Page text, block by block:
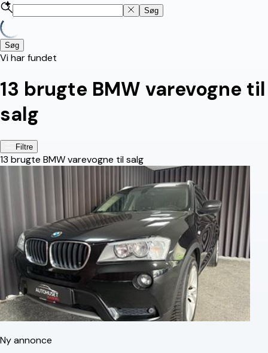
Søg
Søg
Vi har fundet
13 brugte BMW varevogne til
salg
Filtre
13 brugte BMW varevogne til salg
Ny annonce